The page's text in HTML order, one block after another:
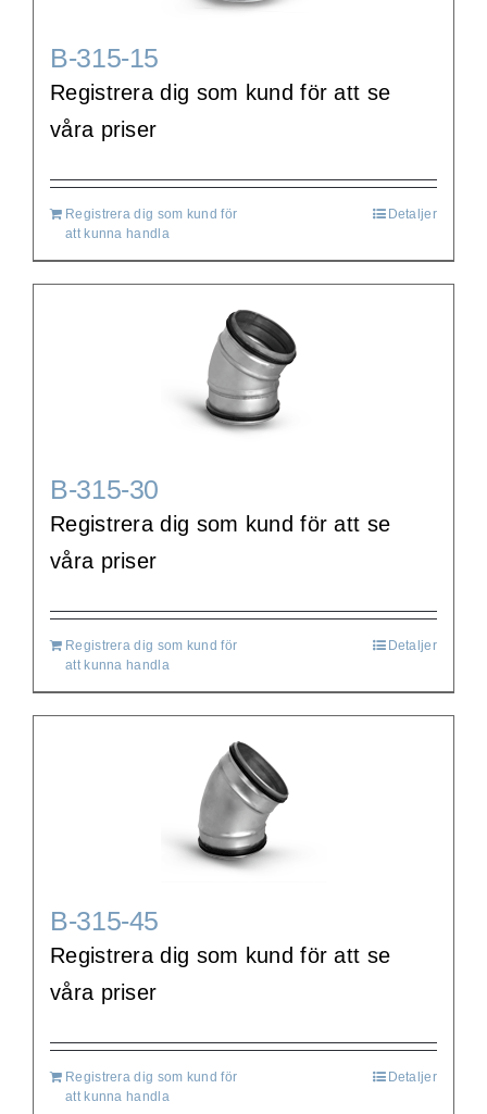
B-315-15
Registrera dig som kund för att se
våra priser
Registrera dig som kund för
att kunna handla
Detaljer
B-315-30
Registrera dig som kund för att se
våra priser
Registrera dig som kund för
att kunna handla
Detaljer
B-315-45
Registrera dig som kund för att se
våra priser
Registrera dig som kund för
att kunna handla
Detaljer